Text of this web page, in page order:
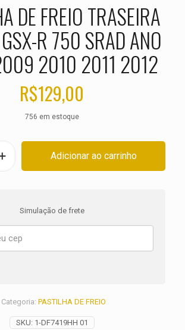
DE FREIO TRASEIRA
R 750 SRAD ANO
2010 2011 2012
R$129,00
756 em estoque
Adicionar ao carrinho
Simulação de frete
SKU: 1-DF7419HH 01
Categoria: PASTILHA DE FREIO